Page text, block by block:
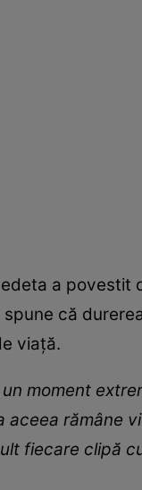
a povestit
că
viață.
moment
aceea rămâne
fiecare clipă